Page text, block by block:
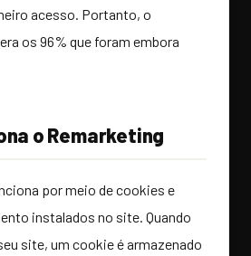
acesso. Portanto, o
os 96% que foram embora
o Remarketing
por meio de cookies e
instalados no site. Quando
site, um cookie é armazenado